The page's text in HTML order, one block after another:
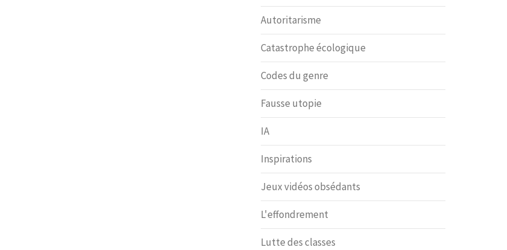
Autoritarisme
Catastrophe écologique
Codes du genre
Fausse utopie
IA
Inspirations
Jeux vidéos obsédants
L'effondrement
Lutte des classes